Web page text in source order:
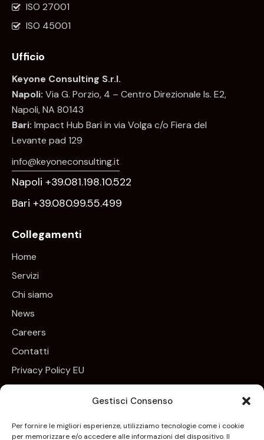
Gestisci Consenso
Per fornire le migliori esperienze, utilizziamo tecnologie come i cookie
per memorizzare e/o accedere alle informazioni del dispositivo. Il
ISO 27001
ISO 45001
Ufficio
Keyone Consulting S.r.l.
Napoli: Via G. Porzio, 4 – Centro Direzionale Is. E2,
Napoli, NA 80143
Bari: Impact Hub Bari in via Volga c/o Fiera del
Levante pad 129
info@keyoneconsulting.it
Napoli +39.081.198.10.522
Bari +39.080.99.55.499
Collegamenti
Home
Servizi
Chi siamo
News
Careers
Contatti
Privacy Policy EU